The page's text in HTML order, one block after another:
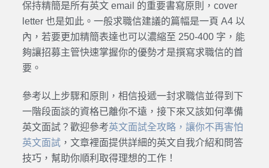
保持精簡是所有英文 email 的重要書寫原則，cover
letter 也是如此。一般求職信建議的篇幅是一頁 A4 以
內，若要更加精簡表達也可以濃縮至 250-400 字，能
夠讓招募主管快速掌握你的優勢才是撰寫求職信的首
要。
參考以上步驟和原則，相信投遞一封求職信並得到下
一階段面談的資格已離你不遠，接下來又該如何準備
英文面試？歡迎參考英文面試全攻略，讓你不再害怕
英文面試，文章裡面提供詳細的英文自我介紹和問答
技巧，幫助你順利取得理想的工作！